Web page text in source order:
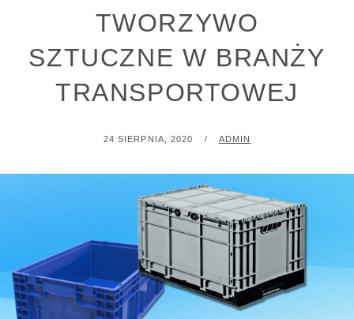
TWORZYWO
SZTUCZNE W BRANŻY
TRANSPORTOWEJ
POSTED
24 SIERPNIA, 2020 BY
ADMIN